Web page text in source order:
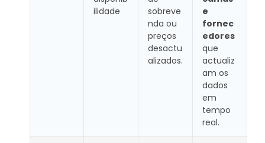
ilidade
sobreve
nda ou
preços
desactu
alizados.
e
fornec
edores
que
actualiz
am os
dados
em
tempo
real.